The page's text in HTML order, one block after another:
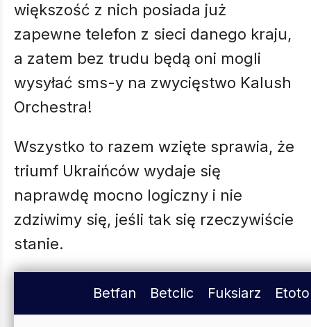
większość z nich posiada już
zapewne telefon z sieci danego kraju,
a zatem bez trudu będą oni mogli
wysyłać sms-y na zwycięstwo Kalush
Orchestra!
Wszystko to razem wzięte sprawia, że
triumf Ukraińców wydaje się
naprawdę mocno logiczny i nie
zdziwimy się, jeśli tak się rzeczywiście
stanie.
Betfan Betclic Fuksiarz Etoto